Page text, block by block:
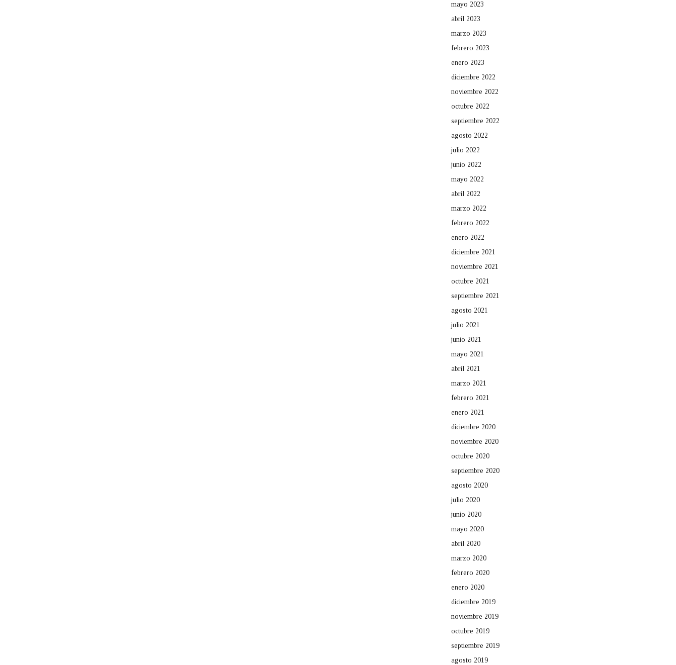
mayo 2023
abril 2023
marzo 2023
febrero 2023
enero 2023
diciembre 2022
noviembre 2022
octubre 2022
septiembre 2022
agosto 2022
julio 2022
junio 2022
mayo 2022
abril 2022
marzo 2022
febrero 2022
enero 2022
diciembre 2021
noviembre 2021
octubre 2021
septiembre 2021
agosto 2021
julio 2021
junio 2021
mayo 2021
abril 2021
marzo 2021
febrero 2021
enero 2021
diciembre 2020
noviembre 2020
octubre 2020
septiembre 2020
agosto 2020
julio 2020
junio 2020
mayo 2020
abril 2020
marzo 2020
febrero 2020
enero 2020
diciembre 2019
noviembre 2019
octubre 2019
septiembre 2019
agosto 2019